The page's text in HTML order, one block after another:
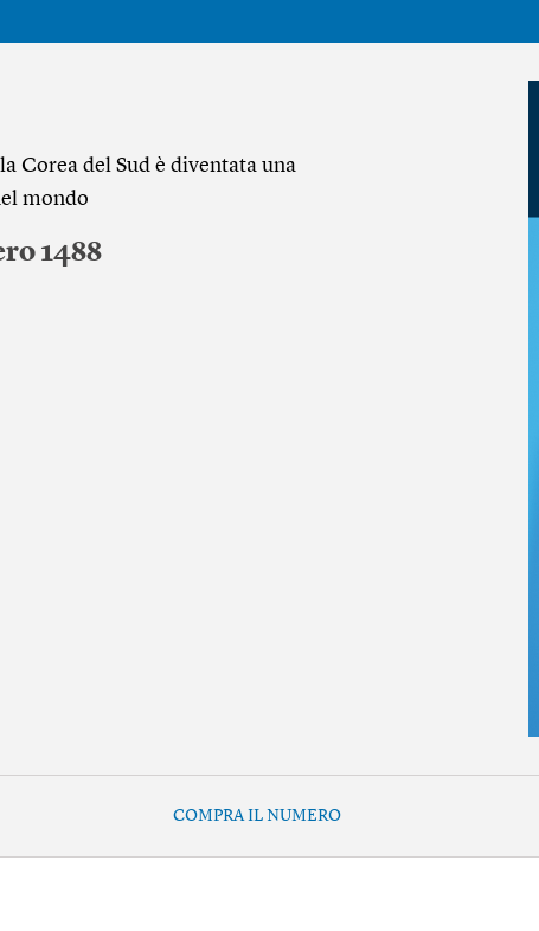
Corea del Sud è diventata una
mondo
1488
COMPRA IL NUMERO